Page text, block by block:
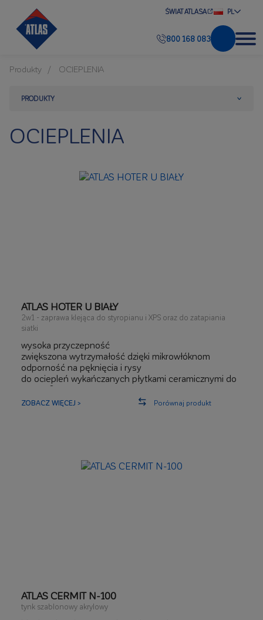
ŚWIAT ATLASA PL
800 168 083
Produkty OCIEPLENIA
PRODUKTY
OCIEPLENIA
ATLAS HOTER U BIAŁY
2w1 - zaprawa klejąca do styropianu i XPS oraz do zatapiania
siatki
wysoka przyczepność
zwiększona wytrzymałość dzięki mikrowłóknom
odporność na pęknięcia i rysy
do ociepleń wykańczanych płytkami ceramicznymi do
2
ZOBACZ WIĘCEJ > Porównaj produkt
ATLAS CERMIT N-100
tynk szablonowy akrylowy